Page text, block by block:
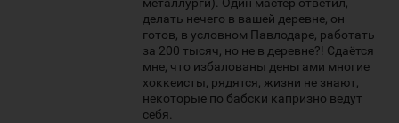
делать нечего в вашей деревне, он
готов, в условном Павлодаре, работать
за 200 тысяч, но не в деревне?! Сдаётся
мне, что избалованы деньгами многие
хоккеисты, рядятся, жизни не знают,
некоторые по бабски капризно ведут
себя.